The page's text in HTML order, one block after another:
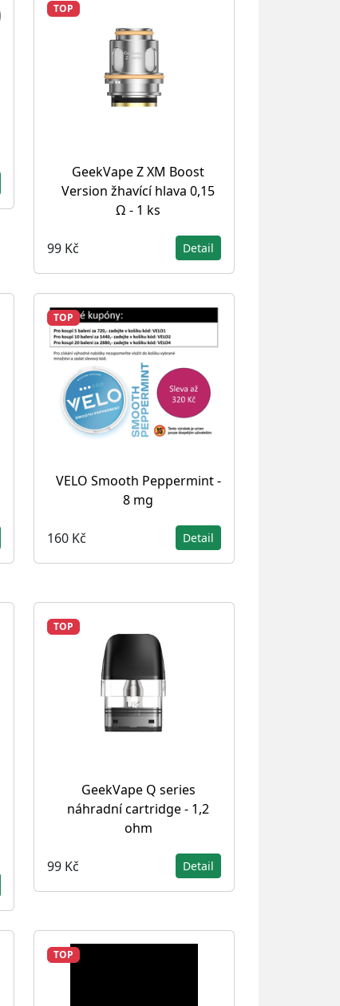
TOP
GeekVape Z XM Boost
Version žhavící hlava 0,15
Ω - 1 ks
99 Kč Detail
TOP
VELO Smooth Peppermint -
8 mg
160 Kč Detail
TOP
GeekVape Q series
náhradní cartridge - 1,2
ohm
99 Kč Detail
TOP